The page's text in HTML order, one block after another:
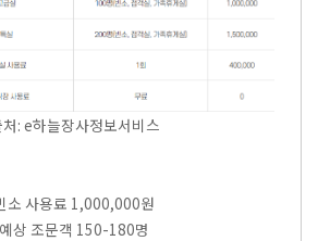
처: e하늘장사정보서비스
소 사용료 1,000,000원
예상 조문객 150-180명